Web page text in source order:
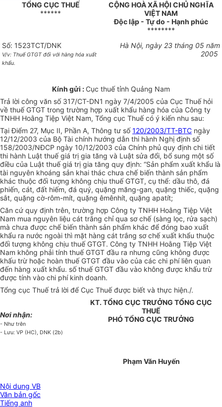
TỔNG CỤC THUẾ
******
CỘNG HOÀ XÃ HỘI CHỦ NGHĨA
VIỆT NAM
Độc lập - Tự do - Hạnh phúc
********
Số: 1523TCT/DNK
V/v: Thuế GTGT đối với hàng hóa xuất
khẩu.
Hà Nội, ngày 23 tháng 05 năm
2005
Kính gửi : Cục thuế tỉnh Quảng Nam
Trả lời công văn số 317/CT-DN1 ngày 7/4/2005 của Cục Thuế hỏi
về thuế GTGT trong trường hợp xuất khẩu hàng hóa của Công ty
TNHH Hoằng Tiệp Việt Nam, Tổng cục Thuế có ý kiến nhu sau:
Tại Điểm 27, Mục II, Phần A, Thông tư số120/2003/TT-BTC ngày
12/12/2003 của Bộ Tài chính hướng dẫn thi hành Nghị định số
158/2003/NĐCP ngày 10/12/2003 của Chính phủ quy định chi tiết
thi hành Luật thuế giá trị gia tăng và Luật sửa đổi, bổ sung một số
điều của Luật thuế giá trị gia tăng quy định: “Sản phẩm xuất khẩu là
tài nguyên khoáng sản khai thác chưa chế biến thành sản phẩm
khác thuộc đối tượng không chịu thuế GTGT, cụ thể: dầu thô, đá
phiến, cát, đất hiếm, đá quý, quặng măng-gan, quặng thiếc, quặng
sắt, quặng cờ-rôm-mít, quặng êmênhít, quặng apatít;
Căn cứ quy định trên, trường hợp Công ty TNHH Hoằng Tiệp Việt
Nam mua nguyên liệu cát trắng chỉ qua sơ chế (sàng lọc, rửa sạch)
mà chưa được chế biến thành sản phẩm khác để đóng bao xuất
khẩu ra nước ngoài thì mặt hàng cát trắng sơ chế xuất khẩu thuộc
đối tượng không chịu thuế GTGT. Công ty TNHH Hoằng Tiệp Việt
Nam không phải tính thuế GTGT đầu ra nhưng cũng không được
khấu trừ hoặc hoàn thuế GTGT đầu vào của các chi phí liên quan
đến hàng xuất khẩu. số thuế GTGT đầu vào không được khấu trừ
được tính vào chi phí kinh doanh.
Tổng cục Thuế trả lời để Cục Thuế được biết và thực hiện./.
Nơi nhận:
- Như trên
- Lưu: VP (HC), DNK (2b)
KT. TỔNG CỤC TRƯỞNG TỔNG CỤC
THUẾ
PHÓ TỔNG CỤC TRƯỞNG
Phạm Văn Huyến
Nội dung VB
Văn bản gốc
Tiếng anh